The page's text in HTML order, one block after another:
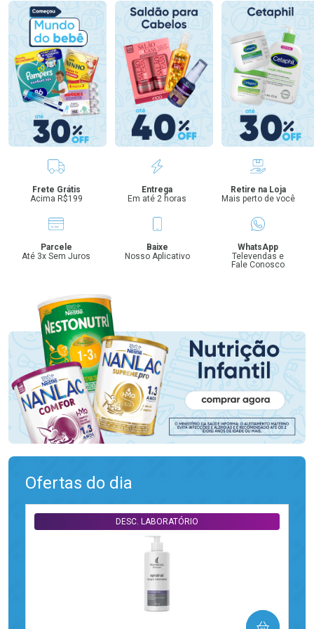
Benefícios
Frete Grátis
Acima R$199
Entrega
Em até 2 horas
Retire na Loja
Mais perto de você
Parcele
Até 3x Sem Juros
Baixe
Nosso Aplicativo
WhatsApp
Televendas e
Fale Conosco
Ofertas do dia
DESC. LABORATÓRIO
COMPRAR